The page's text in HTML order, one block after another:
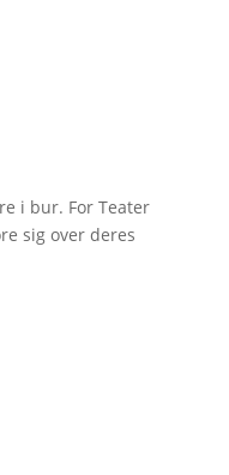
i bur. For Teater
sig over deres